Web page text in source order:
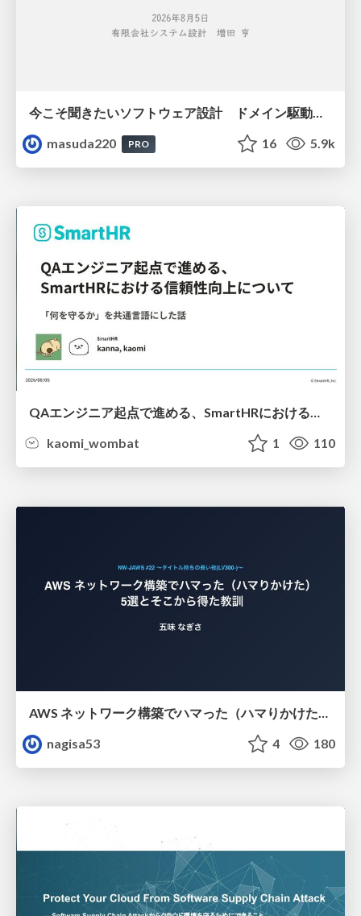
今こそ聞きたいソフトウェア設計 ドメイン駆動設計再入門
masuda220
PRO 16 5.9k
QAエンジニア起点で進める、SmartHRにおける信頼性向上について
kaomi_wombat
1 110
nagisa53
4 180